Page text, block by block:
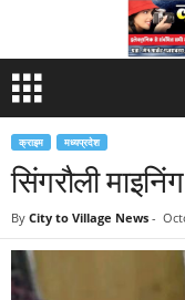
क्राइम मध्यप्रदेश
सिंगरौली
By City to Village News -